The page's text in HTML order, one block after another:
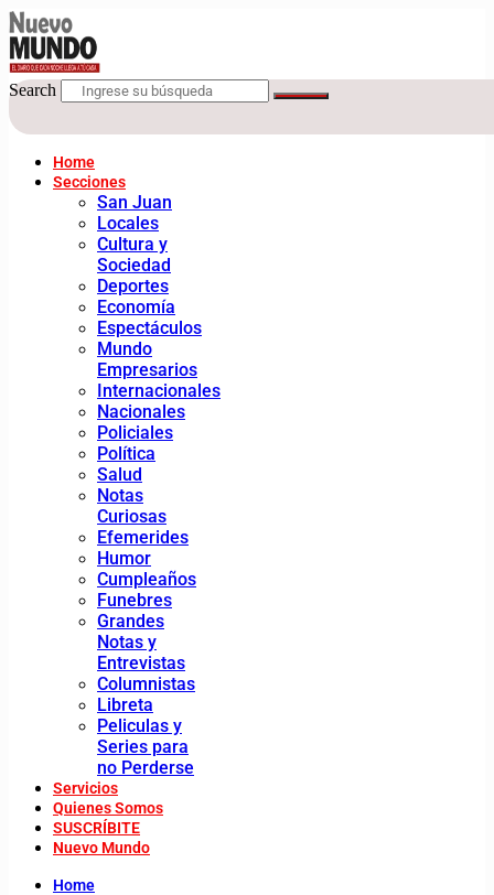
Search
Home
Secciones
San Juan
Locales
Cultura y
Sociedad
Deportes
Economía
Espectáculos
Mundo
Empresarios
Internacionales
Nacionales
Policiales
Política
Salud
Notas
Curiosas
Efemerides
Humor
Cumpleaños
Funebres
Grandes
Notas y
Entrevistas
Columnistas
Libreta
Peliculas y
Series para
no Perderse
Servicios
Quienes Somos
SUSCRÍBITE
Nuevo Mundo
Home